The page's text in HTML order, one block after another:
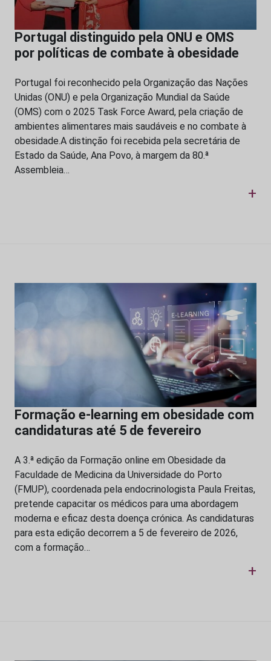
Portugal distinguido pela ONU e OMS
por políticas de combate à obesidade
Portugal foi reconhecido pela Organização das Nações
Unidas (ONU) e pela Organização Mundial da Saúde
(OMS) com o 2025 Task Force Award, pela criação de
ambientes alimentares mais saudáveis e no combate à
obesidade.A distinção foi recebida pela secretária de
Estado da Saúde, Ana Povo, à margem da 80.ª
Assembleia…
+
Formação e-learning em obesidade com
candidaturas até 5 de fevereiro
A 3.ª edição da Formação online em Obesidade da
Faculdade de Medicina da Universidade do Porto
(FMUP), coordenada pela endocrinologista Paula Freitas,
pretende capacitar os médicos para uma abordagem
moderna e eficaz desta doença crónica. As candidaturas
para esta edição decorrem a 5 de fevereiro de 2026,
com a formação…
+